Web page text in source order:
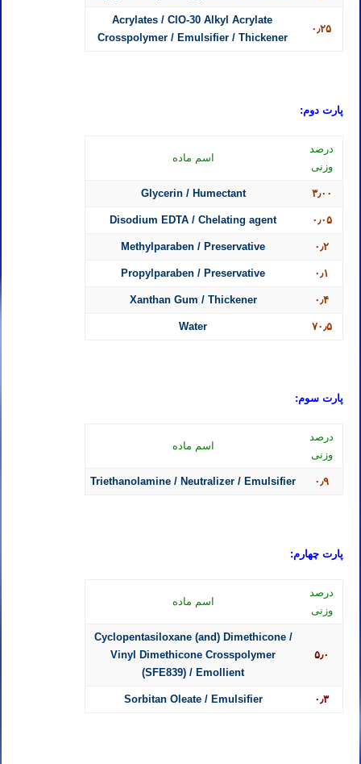
۰٫۲۵
Acrylates / ClO-30 Alkyl Acrylate
Crosspolymer / Emulsifier / Thickener
پارت دوم:
درصد
وزنی
اسم ماده
۳٫۰۰ Glycerin / Humectant
۰٫۰۵ Disodium EDTA / Chelating agent
۰٫۲ Methylparaben / Preservative
۰٫۱ Propylparaben / Preservative
۰٫۴ Xanthan Gum / Thickener
۷۰٫۵ Water
پارت سوم:
درصد
وزنی
اسم ماده
۰٫۹ Triethanolamine / Neutralizer / Emulsifier
پارت چهارم:
درصد
وزنی
اسم ماده
۵٫۰
Cyclopentasiloxane (and) Dimethicone /
Vinyl Dimethicone Crosspolymer
(SFE839) / Emollient
۰٫۳ Sorbitan Oleate / Emulsifier